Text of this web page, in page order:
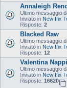
Annaleigh
Ultimo messaggio
Inviato in New Ifix
Risposte: 2
Blacked Raw
Ultimo messaggio
Inviato in New Ifix
Risposte: 12
Valentina
Ultimo messaggio
Inviato in New Ifix
Risposte: 16620